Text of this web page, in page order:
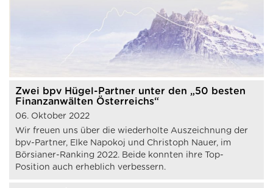
Zwei bpv Hügel-Partner unter den „50 besten
Finanzanwälten Österreichs“
06. Oktober 2022
Wir freuen uns über die wiederholte Auszeichnung der
bpv-Partner, Elke Napokoj und Christoph Nauer, im
Börsianer-Ranking 2022. Beide konnten ihre Top-
Position auch erheblich verbessern.